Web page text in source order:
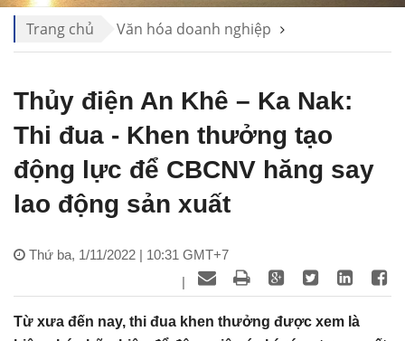
Trang chủ Văn hóa doanh nghiệp
Thủy điện An Khê – Ka Nak:
Thi đua - Khen thưởng tạo
động lực để CBCNV hăng say
lao động sản xuất
Thứ ba, 1/11/2022 | 10:31 GMT+7
|
Từ xưa đến nay, thi đua khen thưởng được xem là